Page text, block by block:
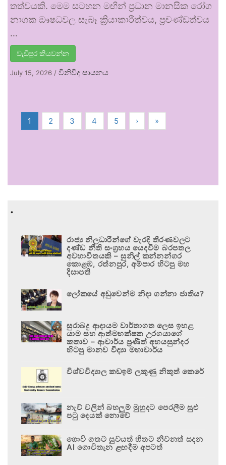
තත්වයකි. මෙම සටහන මඟින් ප්‍රධාන මානසික රෝග
නාශක ඖෂධවල සැබෑ ක්‍රියාකාරීත්වය, ප්‍රචණ්ඩත්වය
…
වැඩිපුර කියවන්න
July 15, 2026 / විනිවිද සායනය
1 2 3 4 5 › »
.
රාජ්‍ය නිලධාරීන්ගේ වැරදි තීරණවලට
දණ්ඩ නීති සංග්‍රහය යෙදවීම බරපතල
අවභාවිතයකි – සුනිල් කන්නන්ගර
කොළඹ, රත්නපුර, අම්පාර හිටපු මහ
දිසාපති
ලෝකයේ අඩුවෙන්ම නිදා ගන්නා ජාතිය?
සුරාබදු ආදායම වාර්තාගත ලෙස ඉහළ
යාම සහ ආත්මභක්ෂක උරගයාගේ
කතාව – ආචාර්ය ප්‍රණීත් අභයසුන්දර
හිටපු මානව විද්‍යා මහාචාර්ය
විශ්වවිද්‍යාල කඩඉම් ලකුණු නිකුත් කෙරේ
නැව් වලින් බහලුම් මුහුදට පෙරලීම සුළු
පටු දෙයක් නොවේ
ගොවි ගතට සුවයත් හිතට නිවනත් සදන
AI ගොවිතැන ළඟදීම අපටත්